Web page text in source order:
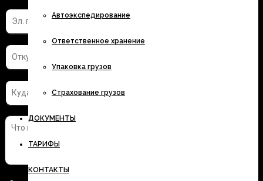
Автоэкспедирование
Ответственное хранение
Упаковка грузов
Страхование грузов
ДОКУМЕНТЫ
ТАРИФЫ
КОНТАКТЫ